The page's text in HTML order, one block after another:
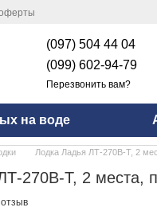
(097) 504 44 04
(099) 602-94-79
Перезвонить вам?
на воде
Лодка Ладья ЛТ-270В-Т, 2
270В-Т, 2 места,